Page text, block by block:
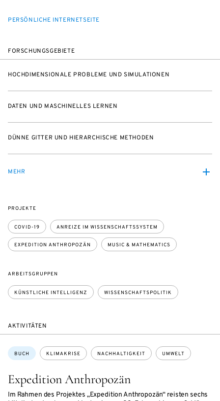
PERSÖNLICHE INTERNETSEITE
FORSCHUNGSGEBIETE
HOCHDIMENSIONALE PROBLEME UND SIMULATIONEN
DATEN UND MASCHINELLES LERNEN
DÜNNE GITTER UND HIERARCHISCHE METHODEN
MEHR
PROJEKTE
COVID-19 ANREIZE IM WISSENSCHAFTSSYSTEM
EXPEDITION ANTHROPOZÄN MUSIC & MATHEMATICS
ARBEITSGRUPPEN
KÜNSTLICHE INTELLIGENZ WISSENSCHAFTSPOLITIK
AKTIVITÄTEN
Expedition Anthropozän
Im Rahmen des Projektes „Expedition Anthropozän“ reisten sechs
Themen:
BUCH KLIMAKRISE NACHHALTIGKEIT UMWELT